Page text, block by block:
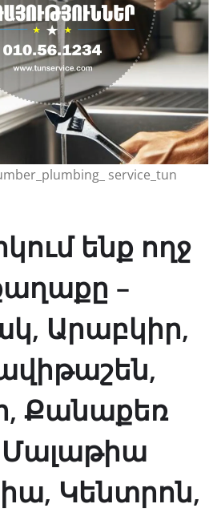
service_tun
ենք ողջ
–
Արաբկիր,
Քանաքեռ
Մալաթիա
Կենտրոն,